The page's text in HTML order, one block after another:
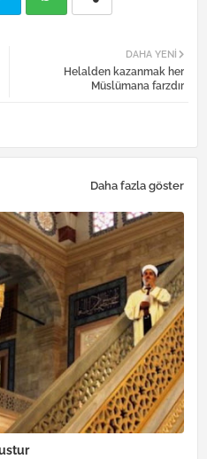
DAHA YENI
Helalden kazanmak her
Müslümana farzdır
Daha fazla göster